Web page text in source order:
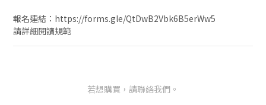
報名連結：https://forms.gle/QtDwB2Vbk6B5erWw5
請詳細閱讀規範
若想購買，請聯絡我們。